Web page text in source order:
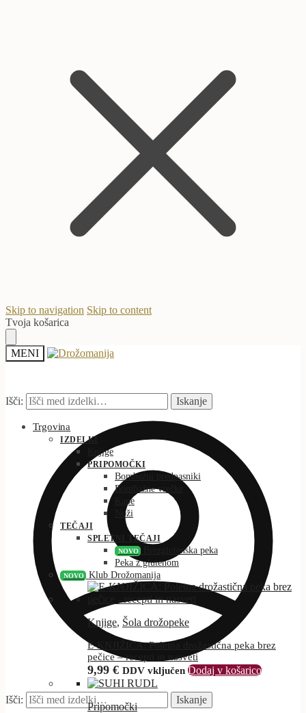
Skip to navigation Skip to content
Tvoja košarica
MENI
Išči: Iskanje
Išči: Iskanje
Trgovina
IZDELKI
Knjige
PRIPOMOČKI
Bombažni predpasniki
Bombažne vrečke
Kape
Noži
TEČAJI
SPLETNI TEČAJI
NOVO
Brezglutenska peka
Peka z glutenom
NOVO Klub Drožomanija
Knjige, Šola drožopeke
E-KNJIŽICA: Poletna drožastična peka brez
pečice – recepti in nasveti
9,99 € DDV vključen Dodaj v košarico
Pripomočki